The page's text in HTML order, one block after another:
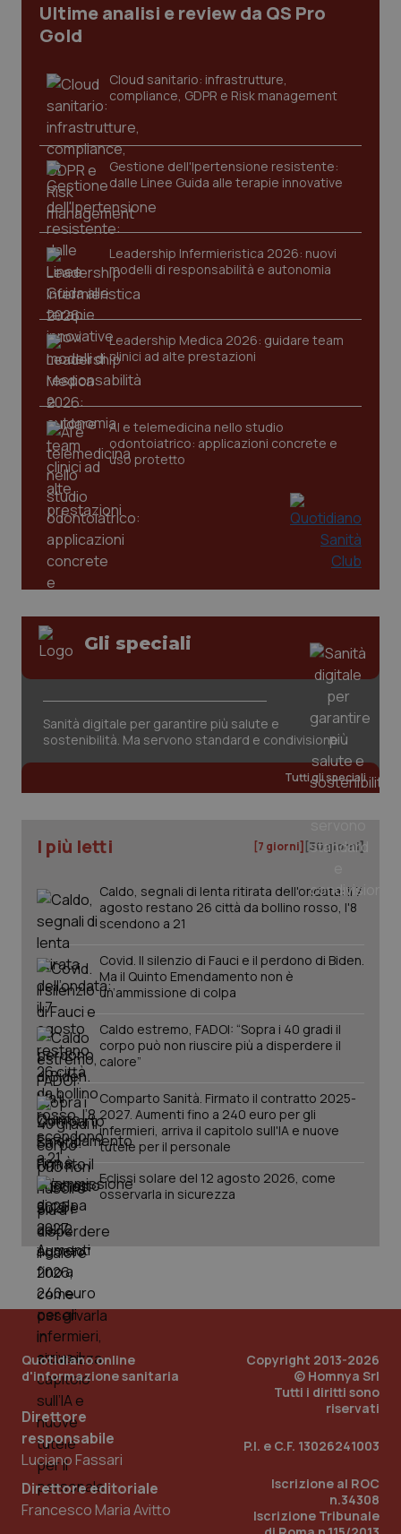
Ultime analisi e review da QS Pro
Gold
Cloud sanitario: infrastrutture,
compliance, GDPR e Risk management
Gestione dell'Ipertensione resistente:
dalle Linee Guida alle terapie innovative
Leadership Infermieristica 2026: nuovi
modelli di responsabilità e autonomia
Leadership Medica 2026: guidare team
clinici ad alte prestazioni
AI e telemedicina nello studio
odontoiatrico: applicazioni concrete e
uso protetto
Gli speciali
Sanità digitale per garantire più salute e
sostenibilità. Ma servono standard e condivisione
Tutti gli speciali
I più letti [7 giorni] [30 giorni]
Caldo, segnali di lenta ritirata dell'ondata: il 7
agosto restano 26 città da bollino rosso, l'8
scendono a 21
Covid. Il silenzio di Fauci e il perdono di Biden.
Ma il Quinto Emendamento non è
un’ammissione di colpa
Caldo estremo, FADOI: “Sopra i 40 gradi il
corpo può non riuscire più a disperdere il
calore”
Comparto Sanità. Firmato il contratto 2025-
2027. Aumenti fino a 240 euro per gli
infermieri, arriva il capitolo sull'IA e nuove
tutele per il personale
Eclissi solare del 12 agosto 2026, come
osservarla in sicurezza
Quotidiano online
d'informazione sanitaria
Direttore
responsabile
Luciano Fassari
Direttore editoriale
Francesco Maria Avitto
Copyright 2013-2026
© Homnya Srl
Tutti i diritti sono
riservati
P.I. e C.F. 13026241003
Iscrizione al ROC
n.34308
Iscrizione Tribunale
CookieScriptConsent
CookieScript
www.quotidianosanita.it
tracking-sites-ironfish-
tracking-enable
www.quotidianosanita.it
tracking-sites-ironfish-
session-id
www.quotidianosanita.it
.quotidianosanita.it
mese
PHPSESSID
_ga_KM60CM4NPH .quotidianosanita.it
1
mese